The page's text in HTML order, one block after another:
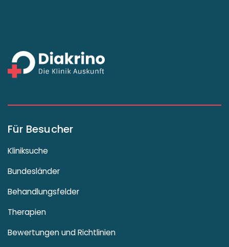
Für Besucher
Kliniksuche
Bundesländer
Behandlungsfelder
Therapien
Bewertungen und Richtlinien